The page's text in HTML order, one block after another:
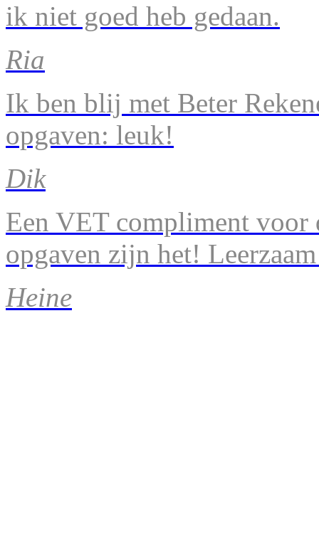
ik niet goed heb gedaan.
Ria
Ik ben blij met Beter
opgaven: leuk!
Dik
Een VET compliment voor
opgaven zijn het!
Heine